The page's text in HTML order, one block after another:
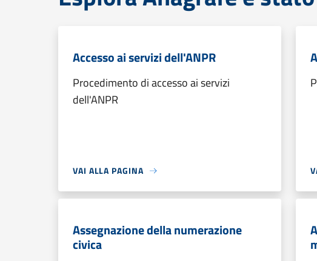
Accesso ai servizi dell'ANPR
Procedimento di accesso ai servizi
dell'ANPR
VAI ALLA PAGINA
Assegnazione della numerazione
civica